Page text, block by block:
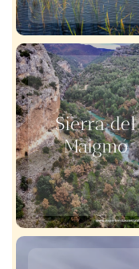
Sierra del
Maigmó